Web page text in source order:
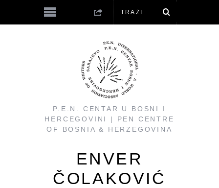
P.E.N. CENTAR U BOSNI I
HERCEGOVINI | PEN CENTRE
OF BOSNIA & HERZEGOVINA
ENVER
ČOLAKOVIĆ